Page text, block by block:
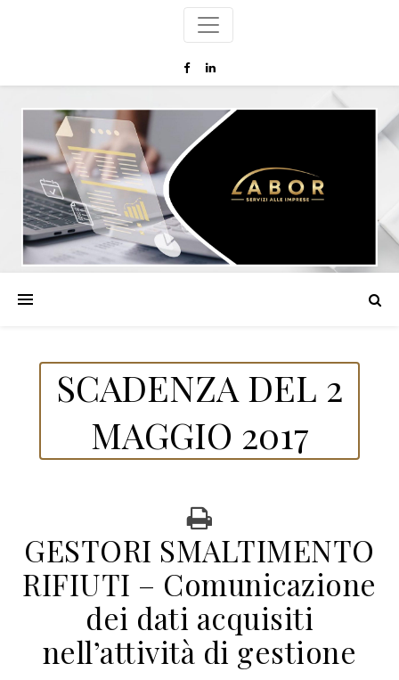
SCADENZA DEL 2
MAGGIO 2017
GESTORI SMALTIMENTO
RIFIUTI – Comunicazione
dei dati acquisiti
nell’attività di gestione